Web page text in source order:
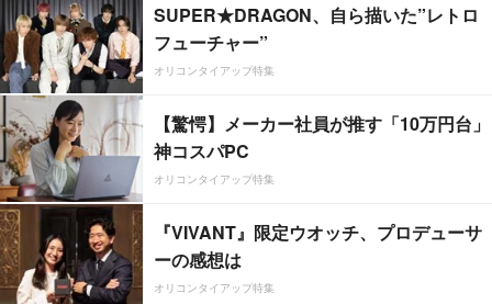
SUPER★DRAGON、自ら描いた”レトロ
フューチャー”
オリコンタイアップ特集
【驚愕】メーカー社員が推す「10万円台」
神コスパPC
オリコンタイアップ特集
『VIVANT』限定ウオッチ、プロデューサ
ーの感想は
オリコンタイアップ特集